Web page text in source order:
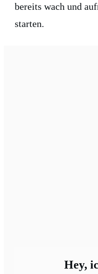
bereits wach und
starten.
Hey,